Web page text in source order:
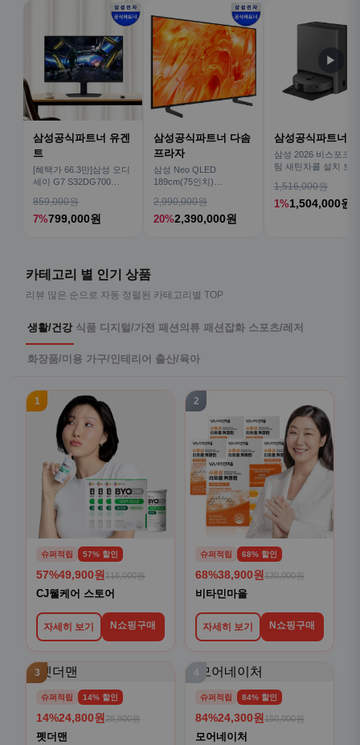
삼성공식파트너 유겐
트
[혜택가 66.3만]삼성 오디
세이 G7 S32DG700
859,000원
7%799,000원
삼성공식파트너 다솜
프라자
삼성 Neo QLED
189cm(75인치)
TV
2,990,000원
20%2,390,000원
삼성공식파트너
삼성 2026 비스포크
팀 새틴차콜 설치 보
1,516,000원
1%1,504,000원
▶
카테고리 별 인기 상품
리뷰 많은 순으로 자동 정렬된 카테고리별 TOP
생활/건강 식품 디지털/가전 패션의류 패션잡화 스포츠/레저
화장품/미용 가구/인테리어 출산/육아
1
슈퍼적립 57% 할인
57%49,900원 116,000원
CJ웰케어 스토어
자세히 보기 N쇼핑구매
2
슈퍼적립 68% 할인
68%38,900원 120,000원
비타민마을
자세히 보기 N쇼핑구매
3
슈퍼적립 14% 할인
14%24,800원 28,800원
펫더맨
4
슈퍼적립 84% 할인
84%24,300원 150,000원
모어네이처